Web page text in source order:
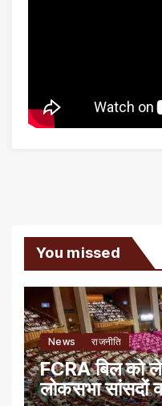
You missed
News राजनीति
FCRA बिल को
लोकसभा सांसदों